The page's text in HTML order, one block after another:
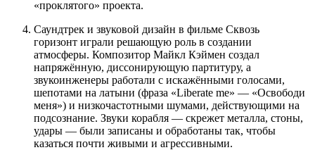
«проклятого» проекта.
Саундтрек и звуковой дизайн в фильме Сквозь
горизонт играли решающую роль в создании
атмосферы. Композитор Майкл Кэймен создал
напряжённую, диссонирующую партитуру, а
звукоинженеры работали с искажёнными голосами,
шепотами на латыни (фраза «Liberate me» — «Освободи
меня») и низкочастотными шумами, действующими на
подсознание. Звуки корабля — скрежет металла, стоны,
удары — были записаны и обработаны так, чтобы
казаться почти живыми и агрессивными.